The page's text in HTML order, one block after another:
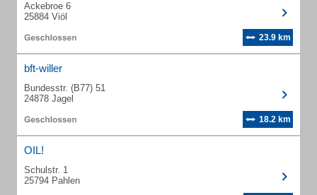
Ackebroe 6
25884 Viöl
23.9 km
bft-willer
Bundesstr. (B77) 51
24878 Jagel
18.2 km
OIL!
Schulstr. 1
25794 Pahlen